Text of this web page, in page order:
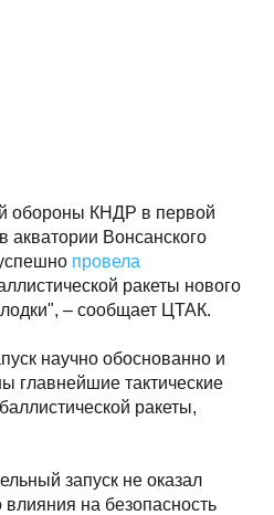
обороны КНДР в первой
акватории Вонсанского
провела
ракеты нового
– сообщает ЦТАК.
научно обоснованно и
главнейшие тактические
ракеты,
запуск не оказал
влияния на безопасность